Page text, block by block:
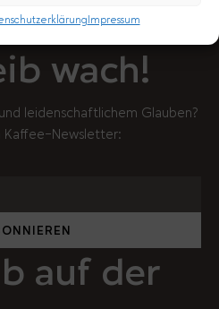
Impressum
wach!
leidenschaftlichem Glauben?
Kaffee-Newsletter:
auf der